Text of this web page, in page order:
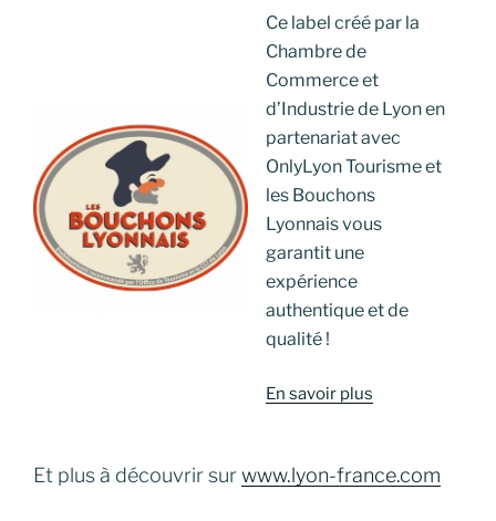
Ce label créé par la
Chambre de
Commerce et
d’Industrie de Lyon en
partenariat avec
OnlyLyon Tourisme et
les Bouchons
Lyonnais vous
garantit une
expérience
authentique et de
qualité !
En savoir plus
Et plus à découvrir surwww.lyon-france.com